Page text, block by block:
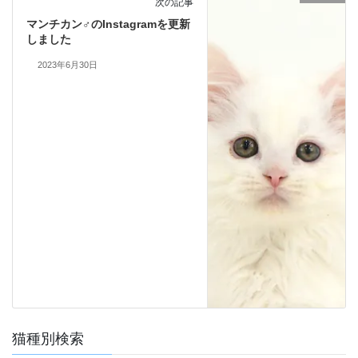
次の記事
マンチカン♂のInstagramを更新
しました
2023年6月30日
猫種別検索